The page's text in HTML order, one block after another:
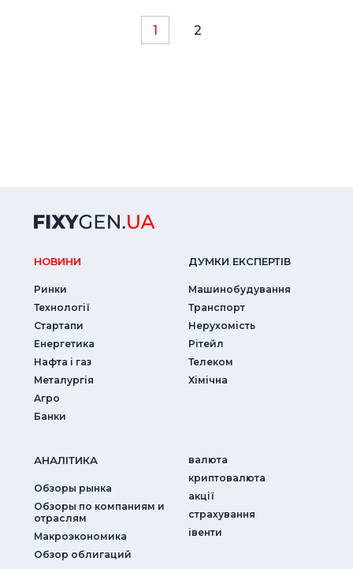
1 2
НОВИНИ
Ринки
Технології
Стартапи
Енергетика
Нафта і газ
Металургія
Агро
Банки
ДУМКИ ЕКСПЕРТIВ
Машинобудування
Транспорт
Нерухомість
Рітейл
Телеком
Хімічна
АНАЛIТИКА
Обзоры рынка
Обзоры по компаниям и
отраслям
Макроэкономика
Обзор облигаций
валюта
криптовалюта
акції
страхування
iвенти